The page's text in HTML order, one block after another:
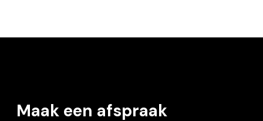
Maak een afspraak